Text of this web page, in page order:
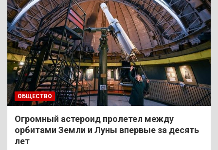
ОБЩЕСТВО
Огромный астероид пролетел между
орбитами Земли и Луны впервые за десять
лет